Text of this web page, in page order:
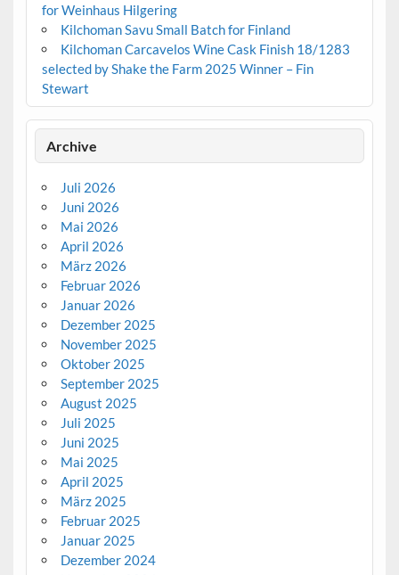
for Weinhaus Hilgering
Kilchoman Savu Small Batch for Finland
Kilchoman Carcavelos Wine Cask Finish 18/1283
selected by Shake the Farm 2025 Winner – Fin
Stewart
Archive
Juli 2026
Juni 2026
Mai 2026
April 2026
März 2026
Februar 2026
Januar 2026
Dezember 2025
November 2025
Oktober 2025
September 2025
August 2025
Juli 2025
Juni 2025
Mai 2025
April 2025
März 2025
Februar 2025
Januar 2025
Dezember 2024